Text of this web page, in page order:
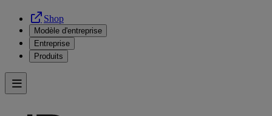
Shop
Modèle d'entreprise
Entreprise
Produits